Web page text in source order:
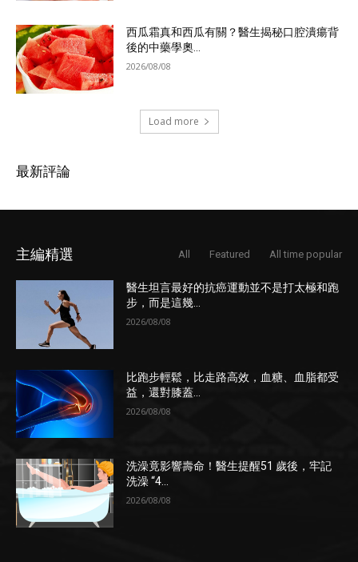
西瓜霜真和西瓜有關？醫生揭秘口腔潰瘍背
後的中藥學奧...
2026/08/08
Load more
最新評論
主編精選 All Featured All time popular
醫生坦言最好的抗癌運動並不是打太極和跑
步，而是這幾...
2026/08/08
比跑步輕鬆，比走路高效，血糖、血脂都受
益，還對膝蓋...
2026/08/08
洗澡竟影響壽命！醫生提醒51 歲後，牢記
洗澡 “4...
2026/08/08